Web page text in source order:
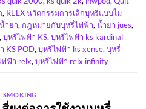
, RELX นวัตกรรมการเลิกบุหรี่แบบไม่
ำยา, กฎหมายกับบุหรี่ไฟฟ้า, น้ำยา jues,
, บุหรี่ไฟฟ้า KS, บุหรี่ไฟฟ้า ks kardinal
KS POD, บุหรี่ไฟฟ้า ks xense, บุหรี่
ฟฟ้า relx, บุหรี่ไฟฟ้า relx infinity
SMOKING